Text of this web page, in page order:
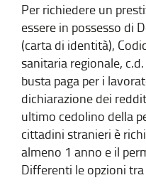
Per richiedere un
essere in possesso di
(carta di identità),
sanitaria regionale,
busta paga per i
dichiarazione dei
ultimo cedolino della
cittadini stranieri è
almeno 1 anno e il
Differenti le opzioni